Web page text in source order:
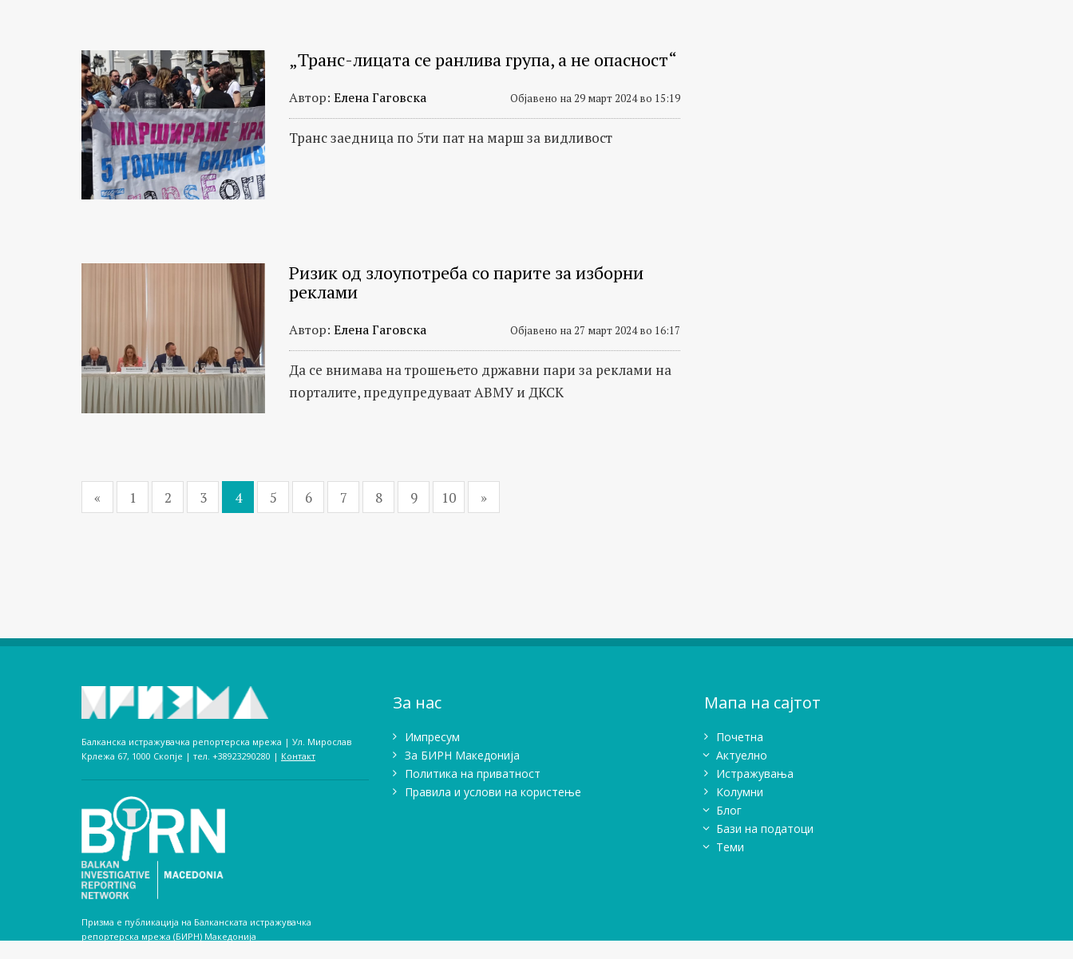
„Транс-лицата се ранлива група, а не опасност“
Автор: Елена Гаговска Објавено на 29 март 2024 во 15:19
Транс заедница по 5ти пат на марш за видливост
Ризик од злоупотреба со парите за изборни
реклами
Автор: Елена Гаговска Објавено на 27 март 2024 во 16:17
Да се внимава на трошeњето државни пари за реклами на
порталите, предупредуваат АВМУ и ДКСК
« 1 2 3 4 5 6 7 8 9 10 »
Балканска истражувачка репортерска мрежа | Ул. Мирослав
Крлежа 67, 1000 Скопје | тел. +38923290280­ | Контакт
Призма е публикација на Балканската истражувачка
репортерска мрежа (БИРН) Македонија
За нас
Импресум
Зa БИРН Македонија
Политика на приватност
Правила и услови на користење
Мапа на сајтот
Почетна
Актуелно
Истражувањa
Колумни
Блог
Бази на податоци
Теми